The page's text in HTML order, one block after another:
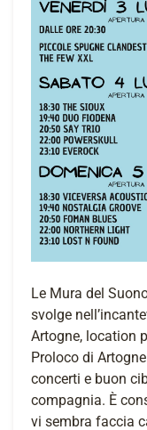
Le Mura del
svolge
Artogne, location
Proloco di
concerti e buon
compagnia. È
vi sembra faccia